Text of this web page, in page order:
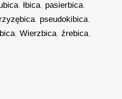
,łbica, pasierbica,
, pseudokibica,
,Wierzbica,źrebica,